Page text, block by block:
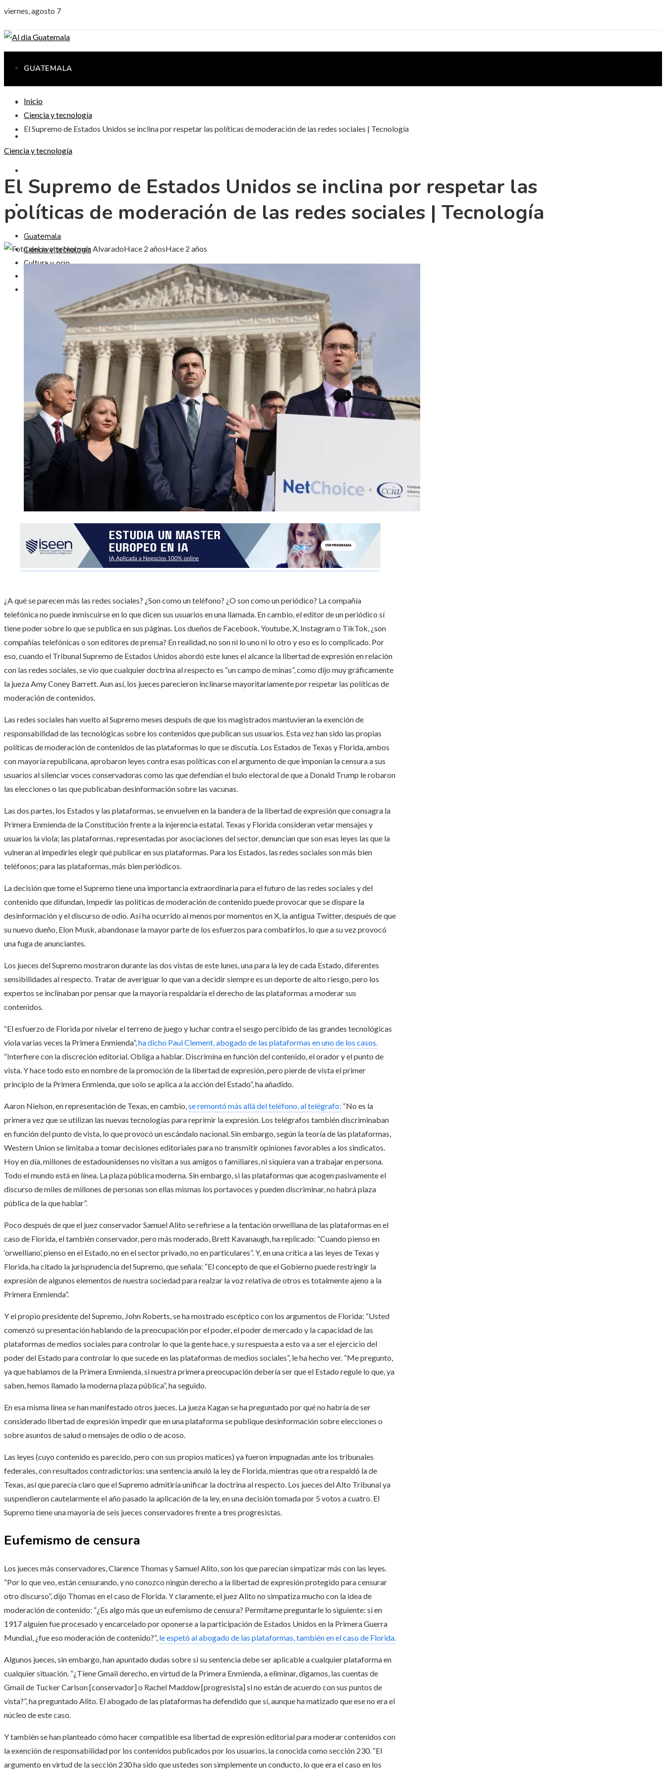
viernes, agosto 7
GUATEMALA
CIENCIA Y TECNOLOGÍA
INVERSIONES Y NEGOCIOS
Guatemala
Ciencia y tecnología
Cultura y ocio
Inicio
Ciencia y tecnología
El Supremo de Estados Unidos se inclina por respetar las políticas de moderación de las redes sociales | Tecnología
Ciencia y tecnología
El Supremo de Estados Unidos se inclina por respetar las
políticas de moderación de las redes sociales | Tecnología
Norman AlvaradoHace 2 añosHace 2 años
¿A qué se parecen más las redes sociales? ¿Son como un teléfono? ¿O son como un periódico? La compañía
telefónica no puede inmiscuirse en lo que dicen sus usuarios en una llamada. En cambio, el editor de un periódico sí
tiene poder sobre lo que se publica en sus páginas. Los dueños de Facebook, Youtube, X, Instagram o TikTok, ¿son
compañías telefónicas o son editores de prensa? En realidad, no son ni lo uno ni lo otro y eso es lo complicado. Por
eso, cuando el Tribunal Supremo de Estados Unidos abordó este lunes el alcance la libertad de expresión en relación
con las redes sociales, se vio que cualquier doctrina al respecto es “un campo de minas”, como dijo muy gráficamente
la jueza Amy Coney Barrett. Aun así, los jueces parecieron inclinarse mayoritariamente por respetar las políticas de
moderación de contenidos.
Las redes sociales han vuelto al Supremo meses después de que los magistrados mantuvieran la exención de
responsabilidad de las tecnológicas sobre los contenidos que publican sus usuarios. Esta vez han sido las propias
políticas de moderación de contenidos de las plataformas lo que se discutía. Los Estados de Texas y Florida, ambos
con mayoría republicana, aprobaron leyes contra esas políticas con el argumento de que imponían la censura a sus
usuarios al silenciar voces conservadoras como las que defendían el bulo electoral de que a Donald Trump le robaron
las elecciones o las que publicaban desinformación sobre las vacunas.
Las dos partes, los Estados y las plataformas, se envuelven en la bandera de la libertad de expresión que consagra la
Primera Enmienda de la Constitución frente a la injerencia estatal. Texas y Florida consideran vetar mensajes y
usuarios la viola; las plataformas, representadas por asociaciones del sector, denuncian que son esas leyes las que la
vulneran al impedirles elegir qué publicar en sus plataformas. Para los Estados, las redes sociales son más bien
teléfonos; para las plataformas, más bien periódicos.
La decisión que tome el Supremo tiene una importancia extraordinaria para el futuro de las redes sociales y del
contenido que difundan, Impedir las políticas de moderación de contenido puede provocar que se dispare la
desinformación y el discurso de odio. Así ha ocurrido al menos por momentos en X, la antigua Twitter, después de que
su nuevo dueño, Elon Musk, abandonase la mayor parte de los esfuerzos para combatirlos, lo que a su vez provocó
una fuga de anunciantes.
Los jueces del Supremo mostraron durante las dos vistas de este lunes, una para la ley de cada Estado, diferentes
sensibilidades al respecto. Tratar de averiguar lo que van a decidir siempre es un deporte de alto riesgo, pero los
expertos se inclinaban por pensar que la mayoría respaldaría el derecho de las plataformas a moderar sus
contenidos.
“El esfuerzo de Florida por nivelar el terreno de juego y luchar contra el sesgo percibido de las grandes tecnológicas
viola varias veces la Primera Enmienda”,ha dicho Paul Clement, abogado de las plataformas en uno de los casos.
“Interfiere con la discreción editorial. Obliga a hablar. Discrimina en función del contenido, el orador y el punto de
vista. Y hace todo esto en nombre de la promoción de la libertad de expresión, pero pierde de vista el primer
principio de la Primera Enmienda, que solo se aplica a la acción del Estado”, ha añadido.
Aaron Nielson, en representación de Texas, en cambio,se remontó más allá del teléfono, al telégrafo: “No es la
primera vez que se utilizan las nuevas tecnologías para reprimir la expresión. Los telégrafos también discriminaban
en función del punto de vista, lo que provocó un escándalo nacional. Sin embargo, según la teoría de las plataformas,
Western Union se limitaba a tomar decisiones editoriales para no transmitir opiniones favorables a los sindicatos.
Hoy en día, millones de estadounidenses no visitan a sus amigos o familiares, ni siquiera van a trabajar en persona.
Todo el mundo está en línea. La plaza pública moderna. Sin embargo, si las plataformas que acogen pasivamente el
discurso de miles de millones de personas son ellas mismas los portavoces y pueden discriminar, no habrá plaza
pública de la que hablar”.
Poco después de que el juez conservador Samuel Alito se refiriese a la tentación orwelliana de las plataformas en el
caso de Florida, el también conservador, pero más moderado, Brett Kavanaugh, ha replicado: “Cuando pienso en
‘orwelliano’, pienso en el Estado, no en el sector privado, no en particulares”. Y, en una crítica a las leyes de Texas y
Florida, ha citado la jurisprudencia del Supremo, que señala: “El concepto de que el Gobierno puede restringir la
expresión de algunos elementos de nuestra sociedad para realzar la voz relativa de otros es totalmente ajeno a la
Primera Enmienda”.
Y el propio presidente del Supremo, John Roberts, se ha mostrado escéptico con los argumentos de Florida: “Usted
comenzó su presentación hablando de la preocupación por el poder, el poder de mercado y la capacidad de las
plataformas de medios sociales para controlar lo que la gente hace, y su respuesta a esto va a ser el ejercicio del
poder del Estado para controlar lo que sucede en las plataformas de medios sociales”, le ha hecho ver. “Me pregunto,
ya que hablamos de la Primera Enmienda, si nuestra primera preocupación debería ser que el Estado regule lo que, ya
saben, hemos llamado la moderna plaza pública”, ha seguido.
En esa misma línea se han manifestado otros jueces. La jueza Kagan se ha preguntado por qué no habría de ser
considerado libertad de expresión impedir que en una plataforma se publique desinformación sobre elecciones o
sobre asuntos de salud o mensajes de odio o de acoso.
Las leyes (cuyo contenido es parecido, pero con sus propios matices) ya fueron impugnadas ante los tribunales
federales, con resultados contradictorios: una sentencia anuló la ley de Florida, mientras que otra respaldó la de
Texas, así que parecía claro que el Supremo admitiría unificar la doctrina al respecto. Los jueces del Alto Tribunal ya
suspendieron cautelarmente el año pasado la aplicación de la ley, en una decisión tomada por 5 votos a cuatro. El
Supremo tiene una mayoría de seis jueces conservadores frente a tres progresistas.
Eufemismo de censura
Los jueces más conservadores, Clarence Thomas y Samuel Alito, son los que parecían simpatizar más con las leyes.
“Por lo que veo, están censurando, y no conozco ningún derecho a la libertad de expresión protegido para censurar
otro discurso”, dijo Thomas en el caso de Florida. Y claramente, el juez Alito no simpatiza mucho con la idea de
moderación de contenido: “¿Es algo más que un eufemismo de censura? Permítame preguntarle lo siguiente: si en
1917 alguien fue procesado y encarcelado por oponerse a la participación de Estados Unidos en la Primera Guerra
Mundial, ¿fue eso moderación de contenido?”, le espetó al abogado de las plataformas, también en el caso de Florida.
Algunos jueces, sin embargo, han apuntado dudas sobre si su sentencia debe ser aplicable a cualquier plataforma en
cualquier situación. “¿Tiene Gmail derecho, en virtud de la Primera Enmienda, a eliminar, digamos, las cuentas de
Gmail de Tucker Carlson [conservador] o Rachel Maddow [progresista] si no están de acuerdo con sus puntos de
vista?”, ha preguntado Alito. El abogado de las plataformas ha defendido que sí, aunque ha matizado que ese no era el
núcleo de este caso.
Y también se han planteado cómo hacer compatible esa libertad de expresión editorial para moderar contenidos con
la exención de responsabilidad por los contenidos publicados por los usuarios, la conocida como sección 230. “El
argumento en virtud de la sección 230 ha sido que ustedes son simplemente un conducto, lo que era el caso en los